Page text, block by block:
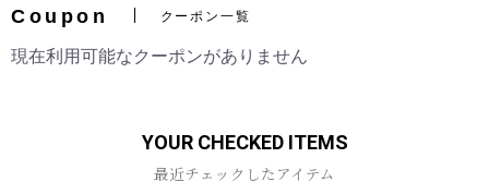
Coupon クーポン一覧
現在利用可能なクーポンがありません
YOUR CHECKED ITEMS
最近チェックしたアイテム